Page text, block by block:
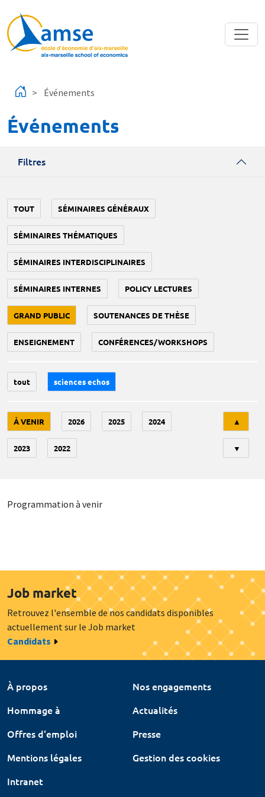
Événements
Événements
Filtres
TOUT SÉMINAIRES GÉNÉRAUX
SÉMINAIRES THÉMATIQUES
SÉMINAIRES INTERDISCIPLINAIRES
SÉMINAIRES INTERNES POLICY LECTURES
GRAND PUBLIC SOUTENANCES DE THÈSE
ENSEIGNEMENT CONFÉRENCES/WORKSHOPS
tout sciences echos
À VENIR 2026 2025 2024
2023 2022
▲
▼
Programmation à venir
Job market
Retrouvez l'ensemble de nos candidats disponibles
actuellement sur le Job market
Candidats
À propos
Nos engagements
Hommage à
Actualités
Offres d'emploi
Presse
Mentions légales
Gestion des cookies
Intranet